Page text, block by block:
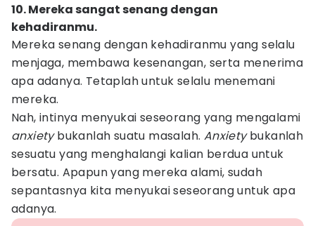
10. Mereka sangat senang dengan
kehadiranmu.
Mereka senang dengan kehadiranmu yang selalu
menjaga, membawa kesenangan, serta menerima
apa adanya. Tetaplah untuk selalu menemani
mereka.
Nah, intinya menyukai seseorang yang mengalami
anxietybukanlah suatu masalah. Anxietybukanlah
sesuatu yang menghalangi kalian berdua untuk
bersatu. Apapun yang mereka alami, sudah
sepantasnya kita menyukai seseorang untuk apa
adanya.